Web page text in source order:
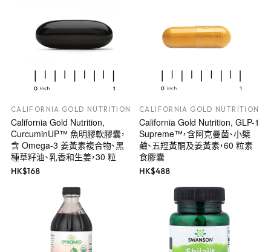
CALIFORNIA GOLD NUTRITION
California Gold Nutrition,
CurcuminUP™ 魚明膠軟膠囊，
含 Omega-3 姜黃素複合物、黑
種草籽油、乳香和生姜，30 粒
HK$168
CALIFORNIA GOLD NUTRITION
California Gold Nutrition, GLP-1
Supreme™，含阿克曼菌、小檗
鹼、五羥黃酮及姜黃素，60 粒素
食膠囊
HK$488